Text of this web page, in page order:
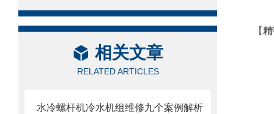
相关文章
RELATED ARTICLES
水冷螺杆机冷水机组维修九个案例解析
【